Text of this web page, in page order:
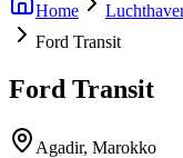
Home
Ford Transit
Ford Transit
Agadir, Marokko